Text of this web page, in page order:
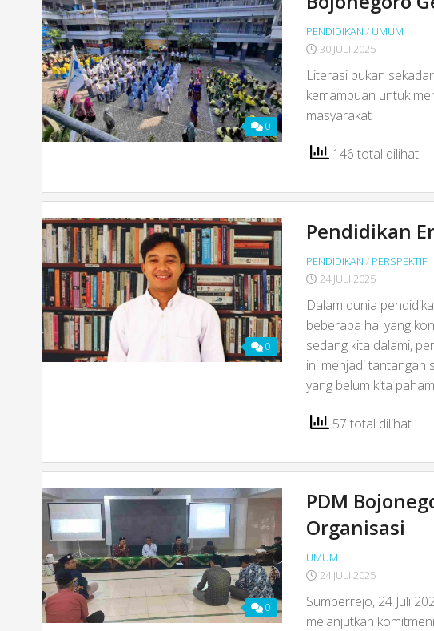
0
PENDIDIKAN / UMUM
30 JULI 2025
Literasi bukan
kemampuan untuk
masyarakat
146 total dilihat
0
Pendidikan
PENDIDIKAN / PERSPEKTIF
24 JULI 2025
Dalam dunia
beberapa hal yang
sedang kita dalami,
ini menjadi tantangan
yang belum kita
57 total dilihat
0
PDM
Organisasi
UMUM
24 JULI 2025
Sumberrejo, 24 Juli
melanjutkan